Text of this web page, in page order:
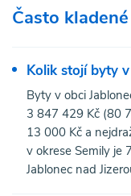
Často
Kolik stojí byty
Byty v obci
3 847 429 Kč (80
13 000 Kč a
v okrese Semily je
Jablonec nad